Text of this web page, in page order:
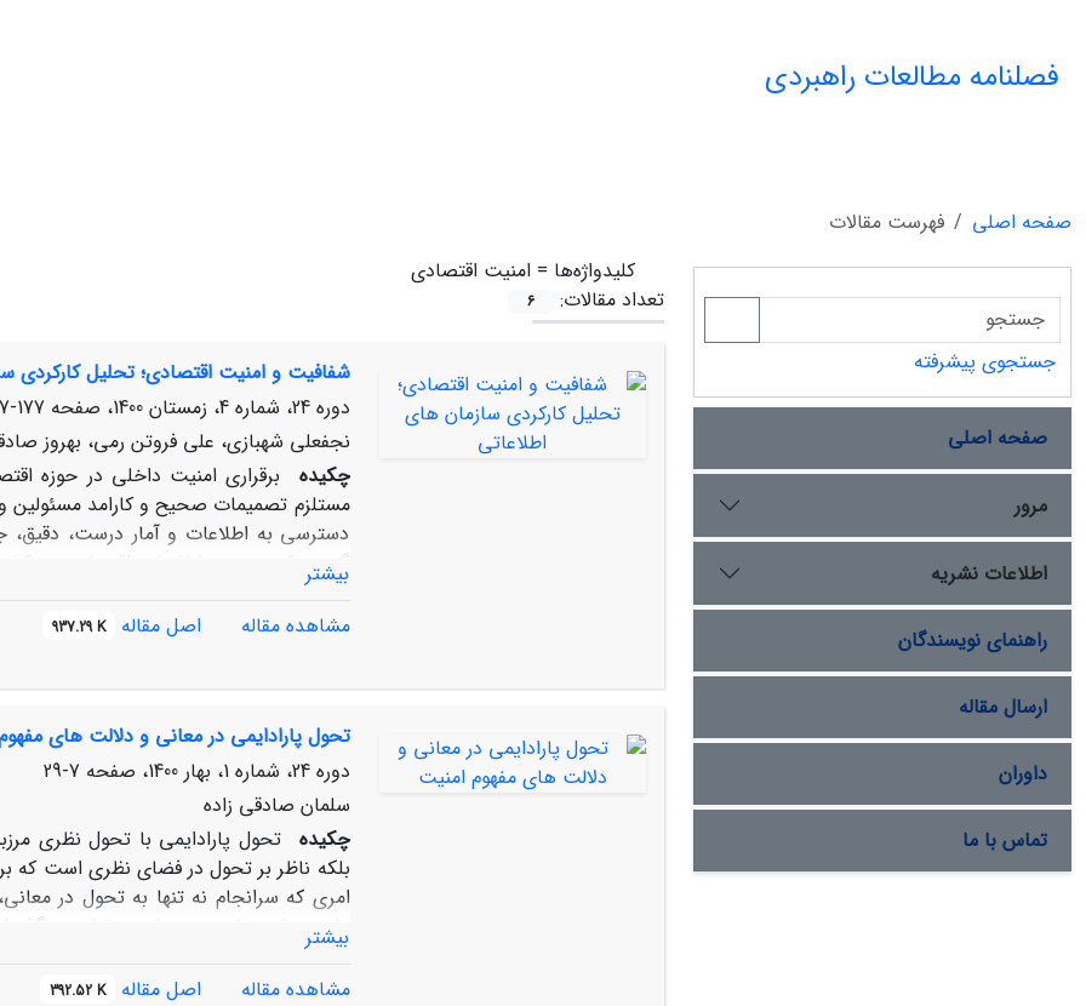
فصلنامه مطالعات راهبردی
صفحه اصلی
فهرست مقالات
کلیدواژه‌ها = امنیت اقتصادی
تعداد مقالات:
6
شفافیت و امنیت اقتصادی؛ تحلیل کارکردی
دوره 24، شماره 4، زمستان 1400، صفحه
177-217
نجفعلی شهبازی، علی فروتن رمی، بهروز
چکیده
برقراری امنیت داخلی در حوزه
مستلزم تصمیمات صحیح و کارامد مسئولین
دسترسی به اطلاعات و آمار درست، دقیق،
گیری یک سیستم اطلاعات اقتصادی در
سازمان ‏ها واگذار شده است. شفافیت
قابل‌توجهی است که برای امنیت داخلی
بیشتر
مشاهده مقاله
اصل مقاله 937.29 K
تحول پارادایمی در معانی و دلالت ‏های
دوره 24، شماره 1، بهار 1400، صفحه
7-29
سلمان صادقی زاده
چکیده
تحول پارادایمی با تحول نظری
بلکه ناظر بر تحول در فضای نظری است که
امری که سرانجام نه تنها به تحول در
‏مانند سایر مفاهیم بسیط می ‏تواند در گذر
‏مند است و ذیل پارادایم‏های مختلف، دلالت
معنای کلاسیک آن را می‏توان مقارن با
بیشتر
مشاهده مقاله
اصل مقاله 392.52 K
جستجوی پیشرفته
صفحه اصلی
مرور
اطلاعات نشریه
راهنمای نویسندگان
ارسال مقاله
داوران
تماس با ما